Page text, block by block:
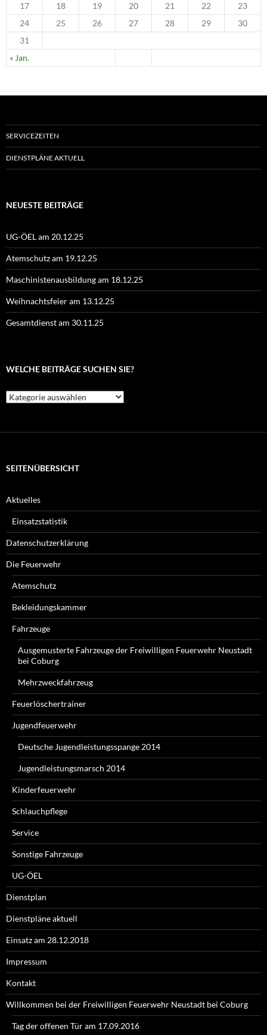
« Jan.
17
18 19 20 21 22
23
24
25 26 27 28 29
30
31
SERVICEZEITEN
DIENSTPLÄNE AKTUELL
NEUESTE BEITRÄGE
UG-ÖEL am 20.12.25
Atemschutz am 19.12.25
Maschinistenausbildung am 18.12.25
Weihnachtsfeier am 13.12.25
Gesamtdienst am 30.11.25
WELCHE BEITRÄGE SUCHEN SIE?
Welche
Beiträge
SEITENÜBERSICHT
Aktuelles
Einsatzstatistik
Datenschutzerklärung
Die Feuerwehr
Atemschutz
Bekleidungskammer
Fahrzeuge
Ausgemusterte Fahrzeuge der Freiwilligen Feuerwehr Neustadt
bei Coburg
Mehrzweckfahrzeug
Feuerlöschertrainer
Jugendfeuerwehr
Deutsche Jugendleistungsspange 2014
Jugendleistungsmarsch 2014
Kinderfeuerwehr
Schlauchpflege
Service
Sonstige Fahrzeuge
UG-ÖEL
Dienstplan
Dienstpläne aktuell
Einsatz am 28.12.2018
Impressum
Kontakt
Willkommen bei der Freiwilligen Feuerwehr Neustadt bei Coburg
Tag der offenen Tür am 17.09.2016